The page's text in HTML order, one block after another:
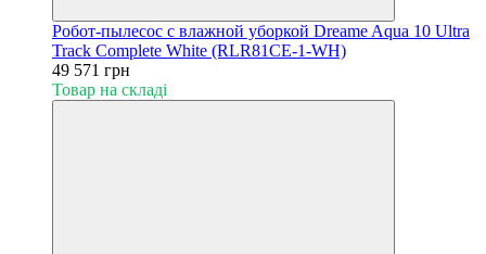
Робот-пылесос с влажной уборкой Dreame Aqua 10 Ultra
Track Complete White (RLR81CE-1-WH)
49 571 грн
Товар на складі